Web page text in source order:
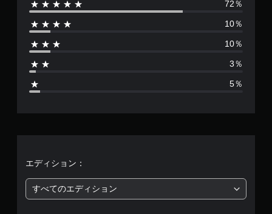
数
は
0
価
72％
10％
10％
3％
5％
エディション：
すべてのエディション